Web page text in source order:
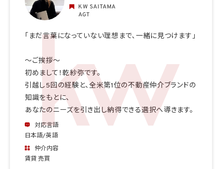
KW SAITAMA
AGT
「まだ言葉になっていない理想まで、一緒に見つけます」
〜ご挨拶〜
初めまして！乾紗弥です。
引越し5回の経験と、全米第1位の不動産仲介ブランドの
知識をもとに、
あなたのニーズを引き出し納得できる選択へ導きます。
対応言語
日本語/英語
仲介内容
賃貸 売買